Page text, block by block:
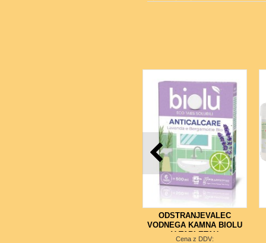
ODSTRANJEVALEC
VODNEGA KAMNA BIOLU
V TABLETAH
Cena z DDV: